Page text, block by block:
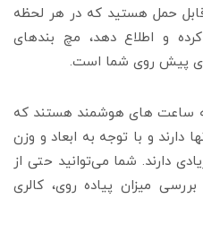
حمل هستید که در هر لحظه
و اطلاع دهد، مچ بندهای
پیش روی شما است.
ساعت های هوشمند هستند که
دارند و با توجه به ابعاد و وزن
دارند. شما می‌توانید حتی از
میزان پیاده روی، کالری